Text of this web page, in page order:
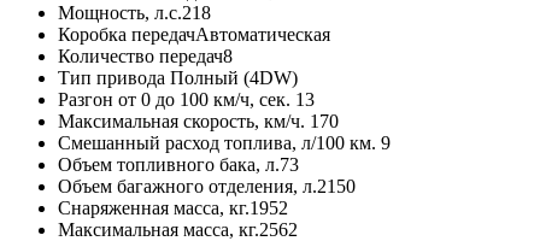
Мощность, л.с.218
Коробка передачАвтоматическая
Количество передач8
Тип привода Полный (4DW)
Разгон от 0 до 100 км/ч, сек. 13
Максимальная скорость, км/ч. 170
Смешанный расход топлива, л/100 км. 9
Объем топливного бака, л.73
Объем багажного отделения, л.2150
Снаряженная масса, кг.1952
Максимальная масса, кг.2562